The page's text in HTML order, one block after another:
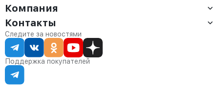
Доставка
Оплата
Сервис
Статус заказа
Статьи
Компания
О компании
Контакты
Партнёрам
Контакты
Отдел продаж:
8 (800) 234-22-62
corp@anvikor.ru
Ежедневно, с 7:00-19:00 (МСК)
Отдел рекламации:
8 (953) 455-25-61
Следите за новостями
Поддержка покупателей